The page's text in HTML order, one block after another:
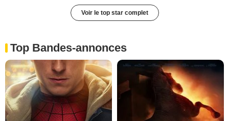
Voir le top star complet
Top Bandes-annonces